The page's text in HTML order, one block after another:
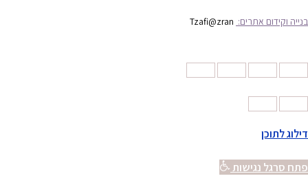
בנייה וקידום אתרים: Tzafi@zran
דילוג לתוכן
פתח סרגל נגישות